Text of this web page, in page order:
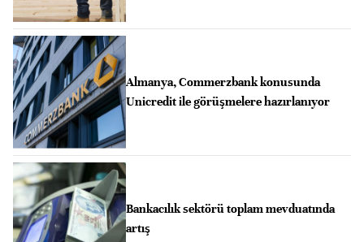
Almanya, Commerzbank konusunda
Unicredit ile görüşmelere hazırlanıyor
Bankacılık sektörü toplam mevduatında
artış